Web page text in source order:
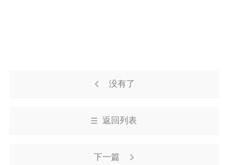
没有了
返回列表
下一篇